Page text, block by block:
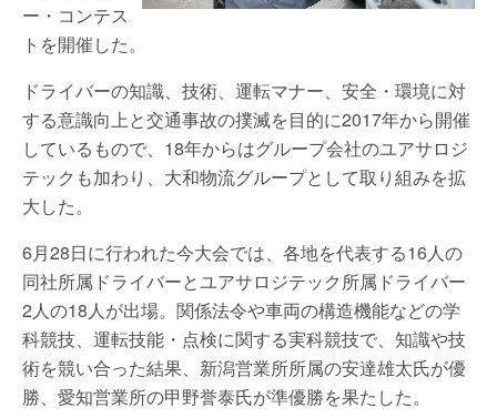
ー・コンテス
トを開催した。
ドライバーの知識、技術、運転マナー、安全・環境に対
する意識向上と交通事故の撲滅を目的に2017年から開催
しているもので、18年からはグループ会社のユアサロジ
テックも加わり、大和物流グループとして取り組みを拡
大した。
6月28日に行われた今大会では、各地を代表する16人の
同社所属ドライバーとユアサロジテック所属ドライバー
2人の18人が出場。関係法令や車両の構造機能などの学
科競技、運転技能・点検に関する実科競技で、知識や技
術を競い合った結果、新潟営業所所属の安達雄太氏が優
勝、愛知営業所の甲野誉泰氏が準優勝を果たした。